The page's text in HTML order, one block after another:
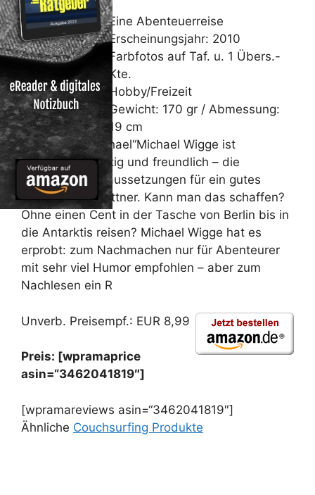
Eine Abenteuerreise
Erscheinungsjahr: 2010
Farbfotos auf Taf. u. 1 Übers.-
Kte.
Hobby/Freizeit
Gewicht: 170 gr / Abmessung:
19 cm
Von Wigge, Michael“Michael Wigge ist
wahnsinnig, mutig und freundlich – die
allerbesten Voraussetzungen für ein gutes
Buch.“ Sarah Kuttner. Kann man das schaffen?
Ohne einen Cent in der Tasche von Berlin bis in
die Antarktis reisen? Michael Wigge hat es
erprobt: zum Nachmachen nur für Abenteurer
mit sehr viel Humor empfohlen – aber zum
Nachlesen ein R
Unverb. Preisempf.: EUR 8,99
Preis: [wpramaprice
asin=“3462041819″]
[wpramareviews asin=“3462041819″]
Ähnliche Couchsurfing Produkte